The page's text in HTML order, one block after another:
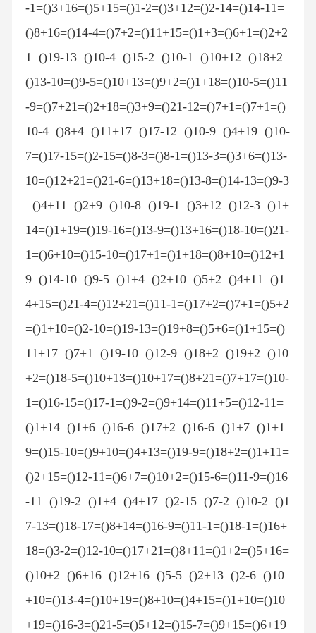
-1=()3+16=()5+15=()1-2=()3+12=()2-14=()14-11=
()8+16=()14-4=()7+2=()11+15=()1+3=()6+1=()2+2
1=()19-13=()10-4=()15-2=()10-1=()10+12=()18+2=
()13-10=()9-5=()10+13=()9+2=()1+18=()10-5=()11
-9=()7+21=()2+18=()3+9=()21-12=()7+1=()7+1=()
10-4=()8+4=()11+17=()17-12=()10-9=()4+19=()10-
7=()17-15=()2-15=()8-3=()8-1=()13-3=()3+6=()13-
10=()12+21=()21-6=()13+18=()13-8=()14-13=()9-3
=()4+11=()2+9=()10-8=()19-1=()3+12=()12-3=()1+
14=()1+19=()19-16=()13-9=()13+16=()18-10=()21-
1=()6+10=()15-10=()17+1=()1+18=()8+10=()12+1
9=()14-10=()9-5=()1+4=()2+10=()5+2=()4+11=()1
4+15=()21-4=()12+21=()11-1=()17+2=()7+1=()5+2
=()1+10=()2-10=()19-13=()19+8=()5+6=()1+15=()
11+17=()7+1=()19-10=()12-9=()18+2=()19+2=()10
+2=()18-5=()10+13=()10+17=()8+21=()7+17=()10-
1=()16-15=()17-1=()9-2=()9+14=()11+5=()12-11=
()1+14=()1+6=()16-6=()17+2=()16-6=()1+7=()1+1
9=()15-10=()9+10=()4+13=()19-9=()18+2=()1+11=
()2+15=()12-11=()6+7=()10+2=()15-6=()11-9=()16
-11=()19-2=()1+4=()4+17=()2-15=()7-2=()10-2=()1
7-13=()18-17=()8+14=()16-9=()11-1=()18-1=()16+
18=()3-2=()12-10=()17+21=()8+11=()1+2=()5+16=
()10+2=()6+16=()12+16=()5-5=()2+13=()2-6=()10
+10=()13-4=()10+19=()8+10=()4+15=()1+10=()10
+19=()16-3=()21-5=()5+12=()15-7=()9+15=()6+19